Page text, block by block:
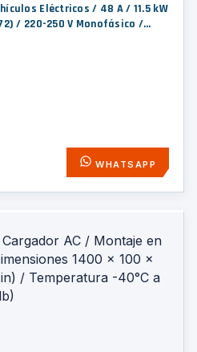
Eléctricos / 48 A / 11.5 kW
/ 220-250 V Monofásico /
/ Cable TPU 5 m (16.4 ft) /
/ Carcasa Aluminio y
WHATSAPP